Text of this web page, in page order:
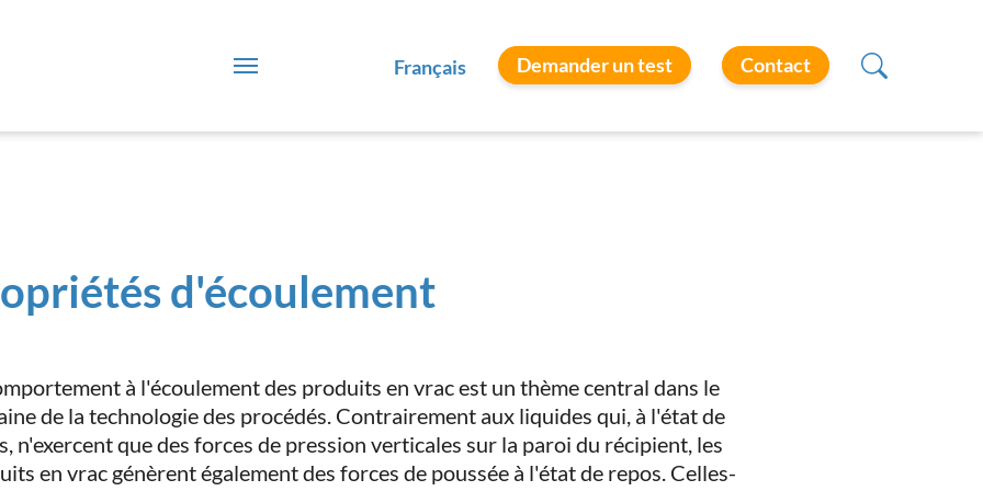
Français Demander un test Contact
d'écoulement
à l'écoulement des produits en vrac est un thème central dans le
de la technologie des procédés. Contrairement aux liquides qui, à l'état de
n'exercent que des forces de pression verticales sur la paroi du récipient, les
en vrac génèrent également des forces de poussée à l'état de repos. Celles-